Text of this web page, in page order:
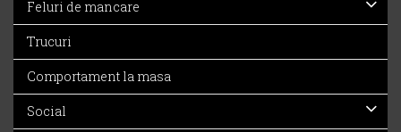
Feluri de mancare
Trucuri
Comportament la masa
Social